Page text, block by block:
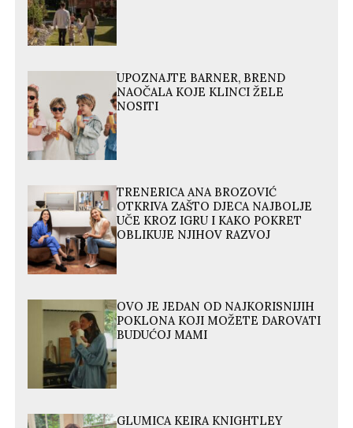
UPOZNAJTE BARNER, BREND
NAOČALA KOJE KLINCI ŽELE
NOSITI
TRENERICA ANA BROZOVIĆ
OTKRIVA ZAŠTO DJECA NAJBOLJE
UČE KROZ IGRU I KAKO POKRET
OBLIKUJE NJIHOV RAZVOJ
OVO JE JEDAN OD NAJKORISNIJIH
POKLONA KOJI MOŽETE DAROVATI
BUDUĆOJ MAMI
GLUMICA KEIRA KNIGHTLEY